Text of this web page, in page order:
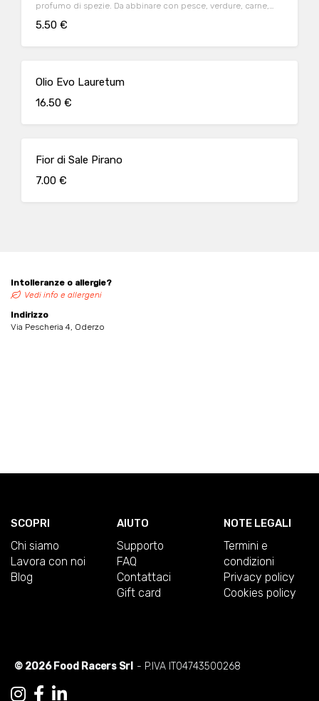
profumo di spezie. Da abbinare con pesce, verdure, carne,
5.50 €
Olio Evo Lauretum
16.50 €
Fior di Sale Pirano
7.00 €
Intolleranze o allergie?
Vedi info e allergeni
Indirizzo
Via Pescheria 4, Oderzo
SCOPRI
Chi siamo
Lavora con noi
Blog
AIUTO
Supporto
FAQ
Contattaci
Gift card
NOTE LEGALI
Termini e
condizioni
Privacy policy
Cookies policy
© 2026 Food Racers Srl - P.IVA IT04743500268